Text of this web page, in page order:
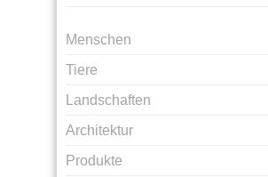
Menschen
Tiere
Landschaften
Architektur
Produkte